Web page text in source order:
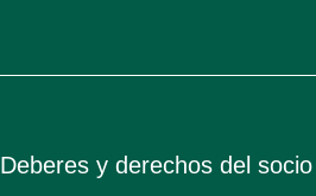
Deberes y derechos del